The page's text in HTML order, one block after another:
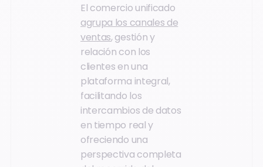
El comercio unificado
agrupa los canales de
ventas, gestión y
relación con los
clientes en una
plataforma integral,
facilitando los
intercambios de datos
en tiempo real y
ofreciendo una
perspectiva completa